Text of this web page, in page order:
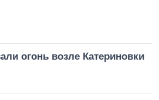
огонь возле Катериновки